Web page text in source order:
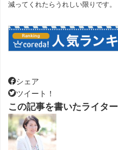
減ってくれたらうれしい限りです。
シェア
ツイート！
この記事を書いたライター